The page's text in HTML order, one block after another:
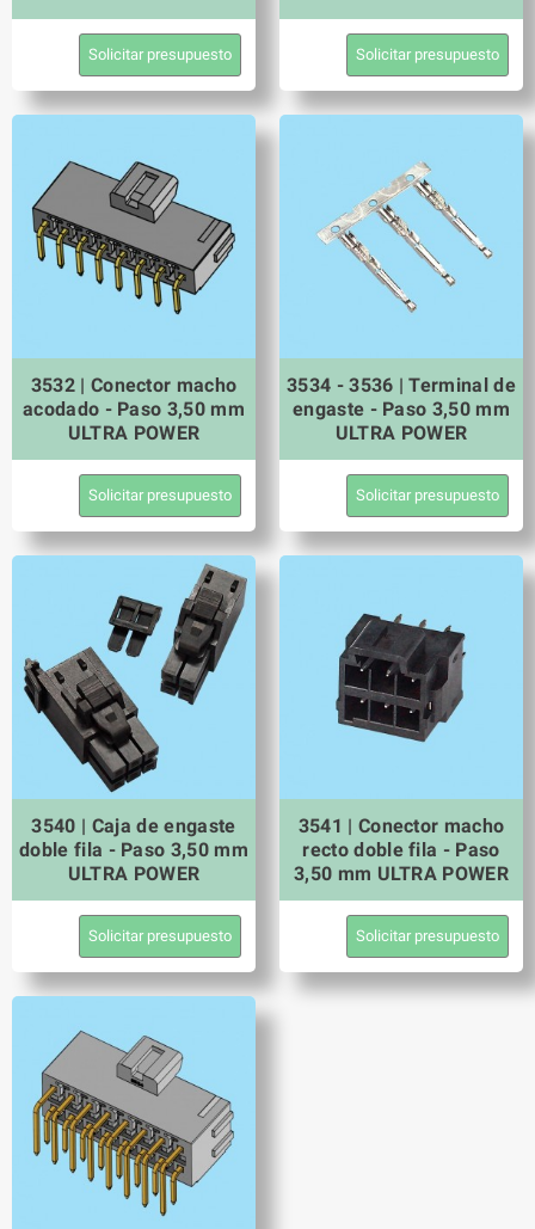
Solicitar presupuesto Solicitar presupuesto
3532 | Conector macho
acodado - Paso 3,50 mm
ULTRA POWER
Solicitar presupuesto
3534 - 3536 | Terminal de
engaste - Paso 3,50 mm
ULTRA POWER
Solicitar presupuesto
3540 | Caja de engaste
doble fila - Paso 3,50 mm
ULTRA POWER
Solicitar presupuesto
3541 | Conector macho
recto doble fila - Paso
3,50 mm ULTRA POWER
Solicitar presupuesto